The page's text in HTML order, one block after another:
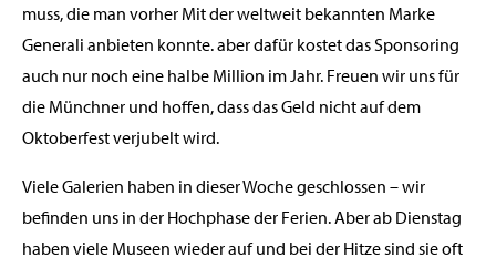
muss, die man vorher Mit der weltweit bekannten Marke
Generali anbieten konnte. aber dafür kostet das Sponsoring
auch nur noch eine halbe Million im Jahr. Freuen wir uns für
die Münchner und hoffen, dass das Geld nicht auf dem
Oktoberfest verjubelt wird.
Viele Galerien haben in dieser Woche geschlossen – wir
befinden uns in der Hochphase der Ferien. Aber ab Dienstag
haben viele Museen wieder auf und bei der Hitze sind sie oft